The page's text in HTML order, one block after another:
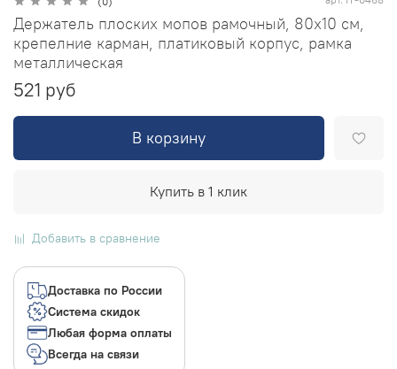
Держатель плоских мопов рамочный, 80х10 см,
крепелние карман, платиковый корпус, рамка
металлическая
521 руб
В корзину
Купить в 1 клик
Добавить в сравнение
Доставка по России
Система скидок
Любая форма оплаты
Всегда на связи